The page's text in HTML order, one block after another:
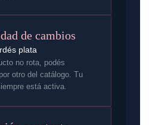
de cambios
plata
no rota, podés
otro del catálogo. Tu
está activa.